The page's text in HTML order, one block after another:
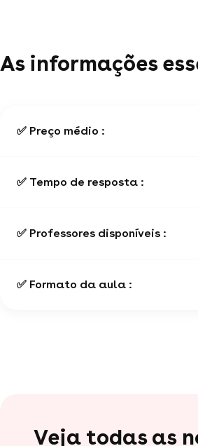
As informações
✅ Preço médio :
✅ Tempo de resposta :
✅ Professores disponíveis :
✅ Formato da aula :
Veja todas as